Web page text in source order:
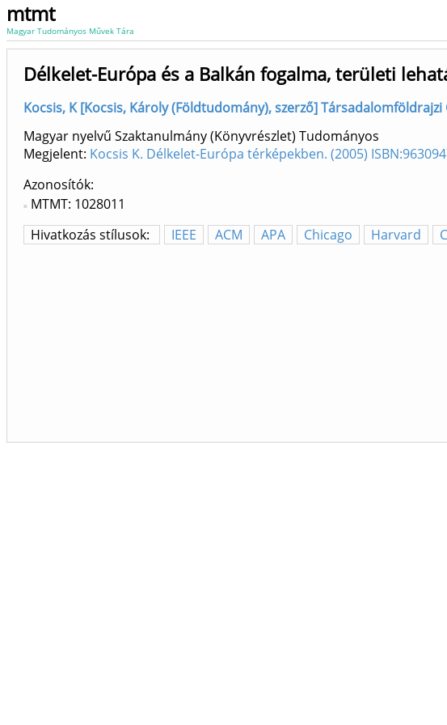
mtmt
Magyar Tudományos Művek Tára
Délkelet-Európa és a Balkán fogalma, területi
Kocsis, K [Kocsis, Károly (Földtudomány), szerző] Társadalomföldrajzi
Magyar nyelvű Szaktanulmány (Könyvrészlet) Tudományos
Megjelent: Kocsis K. Délkelet-Európa térképekben. (2005)
Azonosítók
MTMT: 1028011
Hivatkozás stílusok:
IEEE ACM APA Chicago Harvard